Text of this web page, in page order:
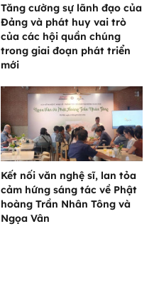
Tăng cường sự lãnh đạo của
Đảng và phát huy vai trò
của các hội quần chúng
trong giai đoạn phát triển
mới
Kết nối văn nghệ sĩ, lan tỏa
cảm hứng sáng tác về Phật
hoàng Trần Nhân Tông và
Ngọa Vân